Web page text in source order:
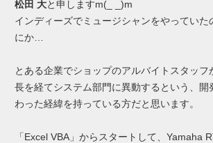
松田 大と申しますm(_ _)m
インディーズでミュージシャンをやっていた
にか…
とある企業でショップのアルバイトスタッフ
長を経てシステム部門に異動するという、開
わった経緯を持っている方だと思います。
「Excel VBA」からスタートして、Yamaha